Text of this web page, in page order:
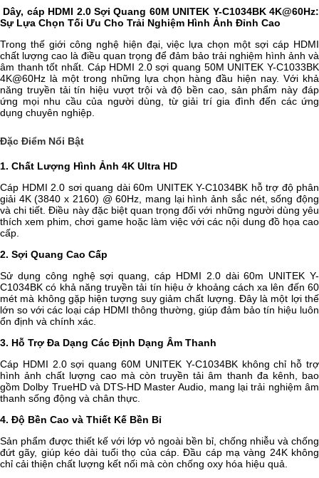
Dây, cáp HDMI 2.0 Sợi Quang 60M UNITEK Y-C1034BK 4K@60Hz:
Sự Lựa Chọn Tối Ưu Cho Trải Nghiệm Hình Ảnh Đỉnh Cao
Trong thế giới công nghệ hiện đại, việc lựa chọn một sợi cáp HDMI
chất lượng cao là điều quan trọng để đảm bảo trải nghiệm hình ảnh và
âm thanh tốt nhất. Cáp HDMI 2.0 sợi quang 50M UNITEK Y-C1033BK
4K@60Hz là một trong những lựa chọn hàng đầu hiện nay. Với khả
năng truyền tải tín hiệu vượt trội và độ bền cao, sản phẩm này đáp
ứng mọi nhu cầu của người dùng, từ giải trí gia đình đến các ứng
dụng chuyên nghiệp.
Đặc Điểm Nổi Bật
1. Chất Lượng Hình Ảnh 4K Ultra HD
Cáp HDMI 2.0 sơi quang dài 60m UNITEK Y-C1034BK hỗ trợ độ phân
giải 4K (3840 x 2160) @ 60Hz, mang lại hình ảnh sắc nét, sống động
và chi tiết. Điều này đặc biệt quan trọng đối với những người dùng yêu
thích xem phim, chơi game hoặc làm việc với các nội dung đồ họa cao
cấp.
2. Sợi Quang Cao Cấp
Sử dụng công nghệ sợi quang, cáp HDMI 2.0 dài 60m UNITEK Y-
C1034BK có khả năng truyền tải tín hiệu ở khoảng cách xa lên đến 60
mét mà không gặp hiện tượng suy giảm chất lượng. Đây là một lợi thế
lớn so với các loại cáp HDMI thông thường, giúp đảm bảo tín hiệu luôn
ổn định và chính xác.
3. Hỗ Trợ Đa Dạng Các Định Dạng Âm Thanh
Cáp HDMI 2.0 sợi quang 60M UNITEK Y-C1034BK không chỉ hỗ trợ
hình ảnh chất lượng cao mà còn truyền tải âm thanh đa kênh, bao
gồm Dolby TrueHD và DTS-HD Master Audio, mang lại trải nghiệm âm
thanh sống động và chân thực.
4. Độ Bền Cao và Thiết Kế Bền Bỉ
Sản phẩm được thiết kế với lớp vỏ ngoài bền bỉ, chống nhiễu và chống
đứt gãy, giúp kéo dài tuổi thọ của cáp. Đầu cáp mạ vàng 24K không
chỉ cải thiện chất lượng kết nối mà còn chống oxy hóa hiệu quả.